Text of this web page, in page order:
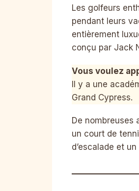
Les golfeurs
pendant leurs
entièrement
conçu par Jack
Vous voulez
Il y a une
Grand Cypress.
De nombreuses
un court de
d’escalade et